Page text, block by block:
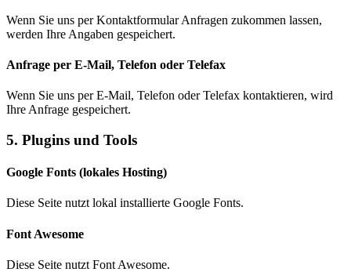
Wenn Sie uns per Kontaktformular Anfragen zukommen lassen,
werden Ihre Angaben gespeichert.
Anfrage per E-Mail, Telefon oder Telefax
Wenn Sie uns per E-Mail, Telefon oder Telefax kontaktieren, wird
Ihre Anfrage gespeichert.
5. Plugins und Tools
Google Fonts (lokales Hosting)
Diese Seite nutzt lokal installierte Google Fonts.
Font Awesome
Diese Seite nutzt Font Awesome.